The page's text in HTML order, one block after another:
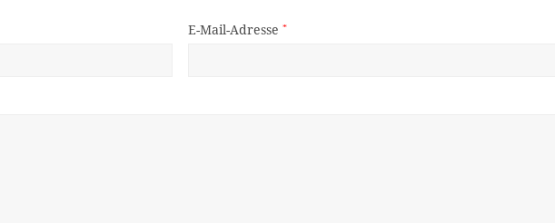
E-Mail-Adresse *